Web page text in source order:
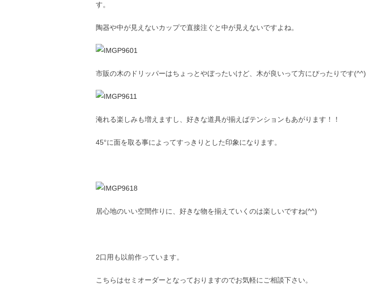
す。
陶器や中が見えないカップで直接注ぐと中が見えないですよね。
市販の木のドリッパーはちょっとやぼったいけど、木が良いって方にぴったりです(^^)
淹れる楽しみも増えますし、好きな道具が揃えばテンションもあがります！！
45°に面を取る事によってすっきりとした印象になります。
居心地のいい空間作りに、好きな物を揃えていくのは楽しいですね(^^)
2口用も以前作っています。
こちらはセミオーダーとなっておりますのでお気軽にご相談下さい。